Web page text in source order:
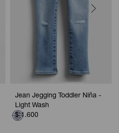
Jean Jegging Toddler Niña -
Light Wash
$ 1.600